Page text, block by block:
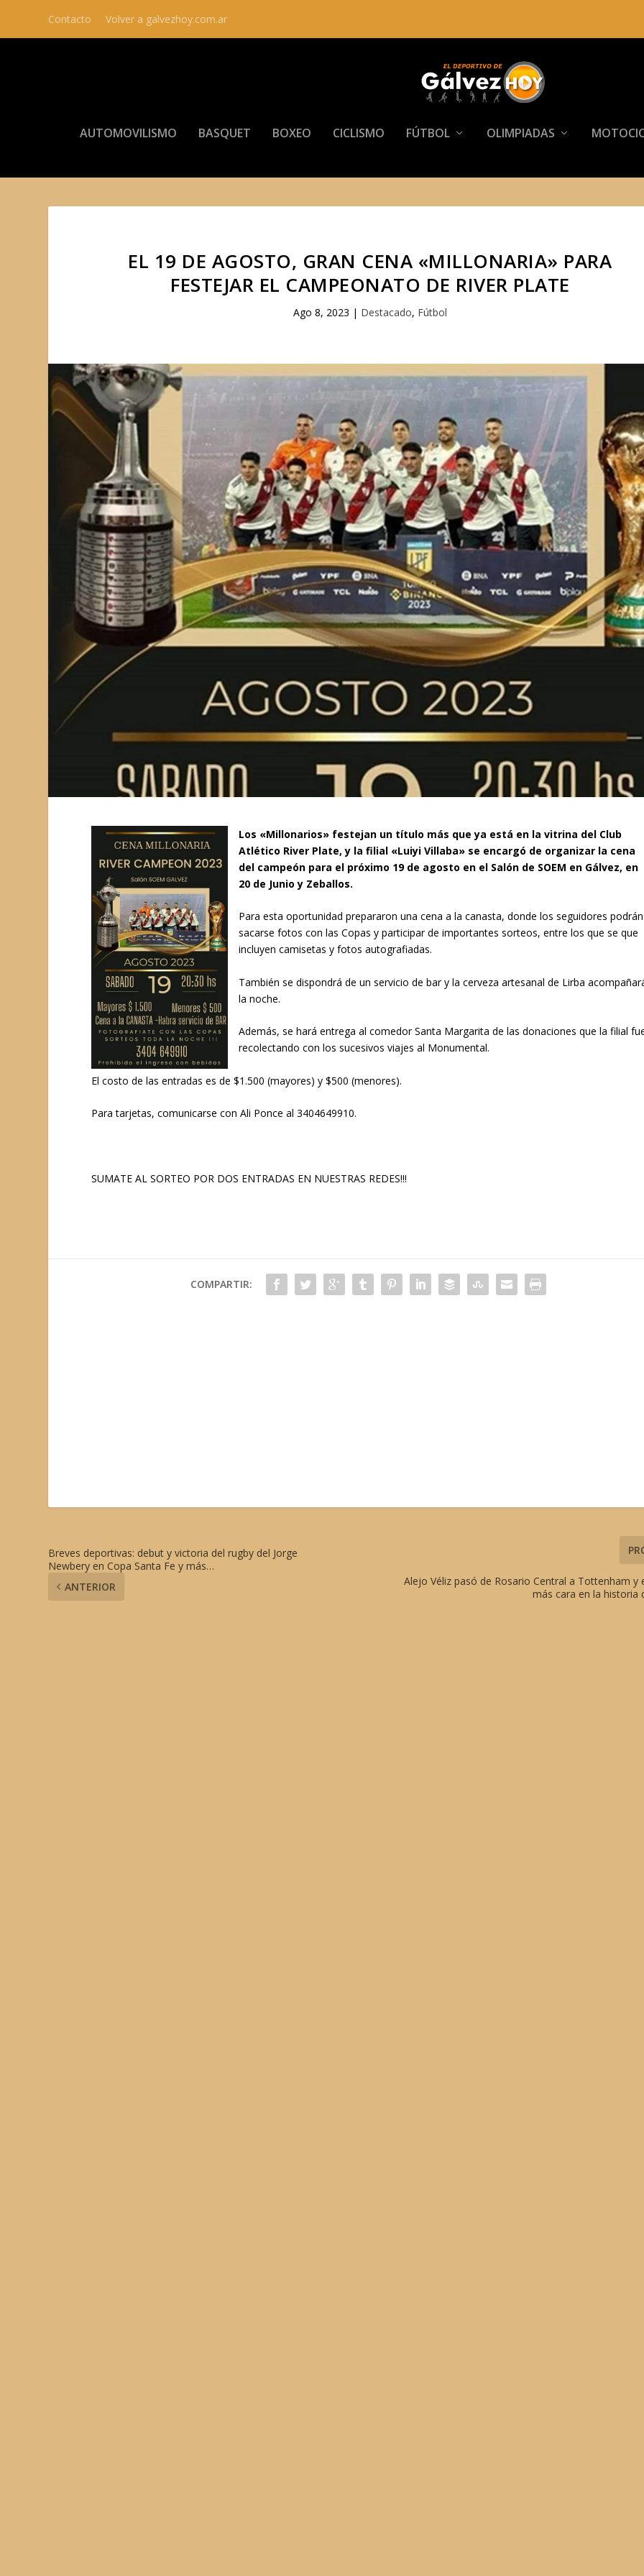
Contacto Volver a galvezhoy.com.ar
AUTOMOVILISMO BASQUET BOXEO CICLISMO FÚTBOL OLIMPIADAS
EL 19 DE AGOSTO, GRAN CENA «MILLONARIA» PARA
FESTEJAR EL CAMPEONATO DE RIVER PLATE
Ago 8, 2023 | Destacado, Fútbol
Los «Millonarios» festejan un título más que ya está en la vitrina del Club
Atlético River Plate, y la filial «Luiyi Villaba» se encargó de organizar la cena
del campeón para el próximo 19 de agosto en el Salón de SOEM en Gálvez, en
20 de Junio y Zeballos.
Para esta oportunidad prepararon una cena a la canasta, donde los seguidores podrán
sacarse fotos con las Copas y participar de importantes sorteos, entre los que se que
incluyen camisetas y fotos autografiadas.
También se dispondrá de un servicio de bar y la cerveza artesanal de Lirba
la noche.
Además, se hará entrega al comedor Santa Margarita de las donaciones que la filial
recolectando con los sucesivos viajes al Monumental.
El costo de las entradas es de $1.500 (mayores) y $500 (menores).
Para tarjetas, comunicarse con Ali Ponce al 3404649910.
SUMATE AL SORTEO POR DOS ENTRADAS EN NUESTRAS REDES!!!
COMPARTIR:
Breves deportivas: debut y victoria del rugby del Jorge
Newbery en Copa Santa Fe y más…
ANTERIOR
Alejo Véliz pasó de Rosario Central a Tottenham y
más cara en la historia